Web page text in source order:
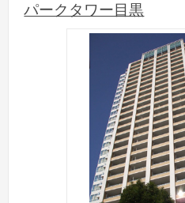
パークタワー目黒